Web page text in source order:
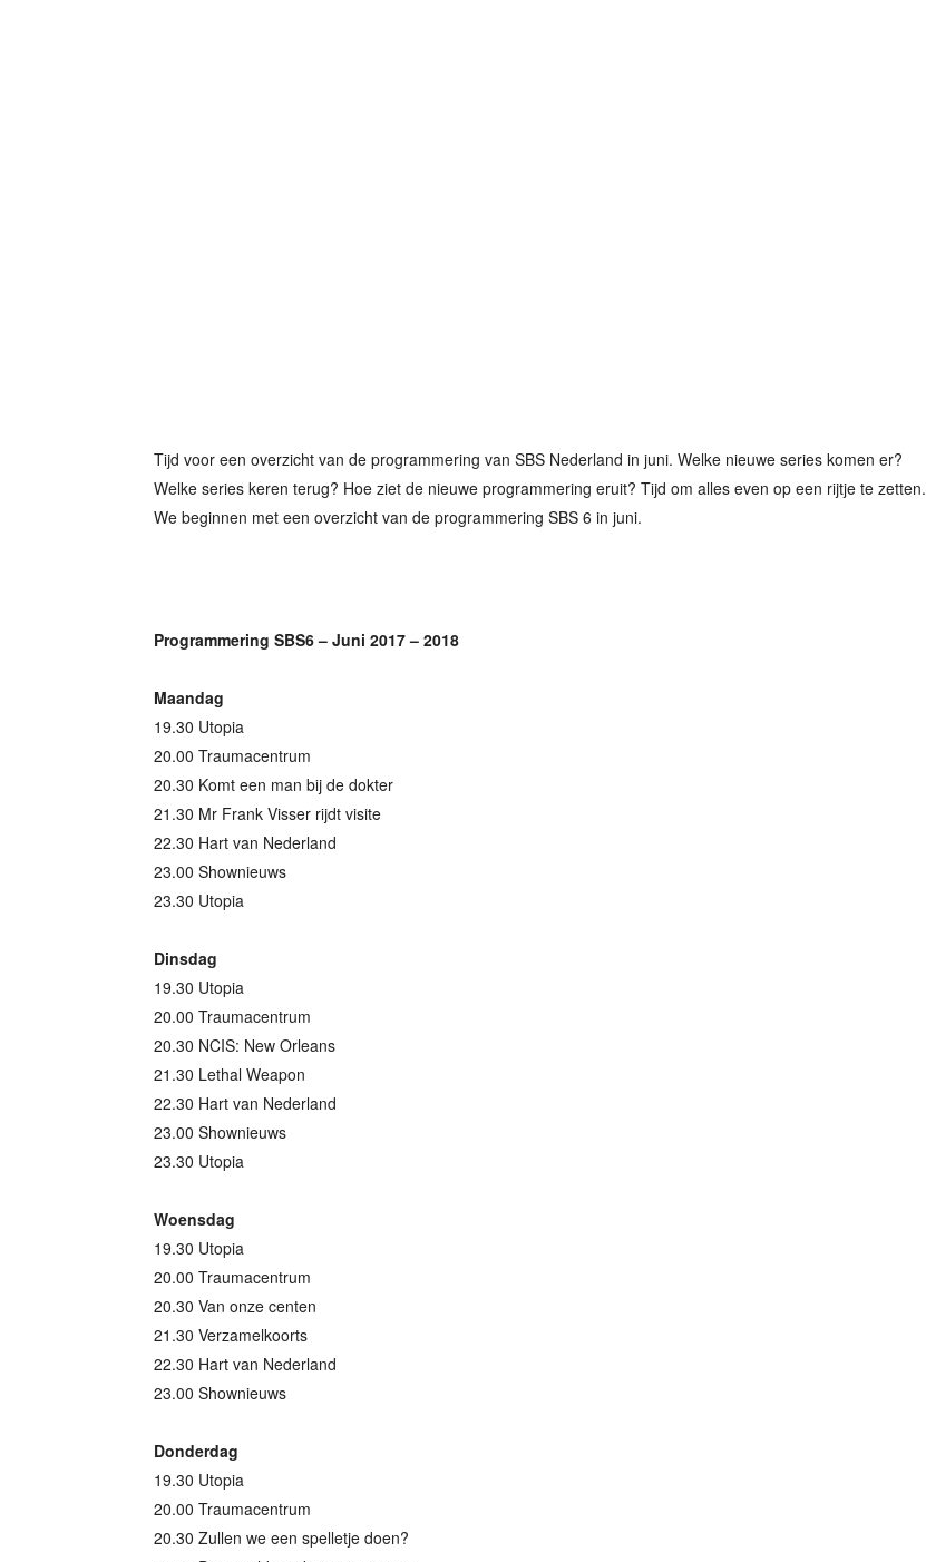
Tijd voor een overzicht van de programmering van SBS Nederland in juni. Welke nieuwe series komen er?
Welke series keren terug? Hoe ziet de nieuwe programmering eruit? Tijd om alles even op een rijtje te zetten.
We beginnen met een overzicht van de programmering SBS 6 in juni.
Programmering SBS6 – Juni 2017 – 2018
Maandag
19.30 Utopia
20.00 Traumacentrum
20.30 Komt een man bij de dokter
21.30 Mr Frank Visser rijdt visite
22.30 Hart van Nederland
23.00 Shownieuws
23.30 Utopia
Dinsdag
19.30 Utopia
20.00 Traumacentrum
20.30 NCIS: New Orleans
21.30 Lethal Weapon
22.30 Hart van Nederland
23.00 Shownieuws
23.30 Utopia
Woensdag
19.30 Utopia
20.00 Traumacentrum
20.30 Van onze centen
21.30 Verzamelkoorts
22.30 Hart van Nederland
23.00 Shownieuws
Donderdag
19.30 Utopia
20.00 Traumacentrum
20.30 Zullen we een spelletje doen?